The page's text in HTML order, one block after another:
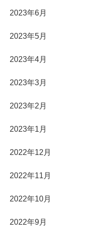
2023年6月
2023年5月
2023年4月
2023年3月
2023年2月
2023年1月
2022年12月
2022年11月
2022年10月
2022年9月